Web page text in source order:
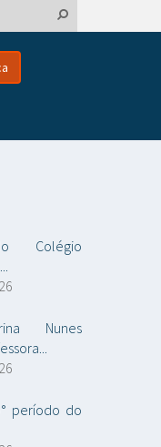
Colégio
Nunes
período do